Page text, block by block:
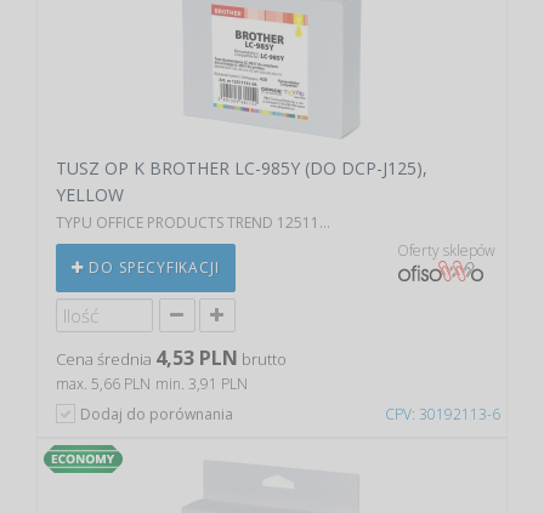
CPV: 30192113-6
TUSZ OP K BROTHER LC-985Y (DO DCP-J125),
YELLOW
TYPU OFFICE PRODUCTS TREND 12511...
DO SPECYFIKACJI
Oferty sklepów
Cena średnia 4,53 PLN brutto
max. 5,66 PLN min. 3,91 PLN
Dodaj do porównania